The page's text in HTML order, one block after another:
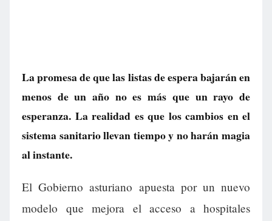
La promesa de que las listas de espera bajarán en
menos de un año no es más que un rayo de
esperanza. La realidad es que los cambios en el
sistema sanitario llevan tiempo y no harán magia
al instante.
El Gobierno asturiano apuesta por un nuevo
modelo que mejora el acceso a hospitales